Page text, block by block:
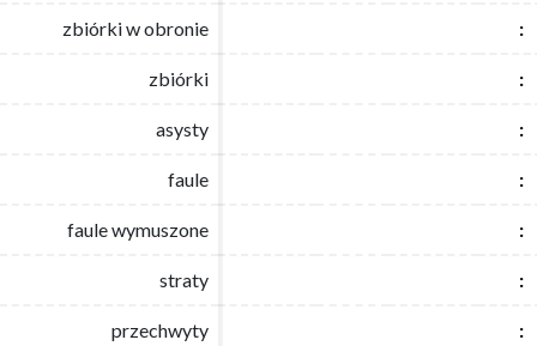
zbiórki w obronie :
zbiórki :
asysty :
faule :
faule wymuszone :
straty :
przechwyty :
zbiórki w obronie :
zbiórki :
asysty :
faule :
faule wymuszone :
straty :
przechwyty :